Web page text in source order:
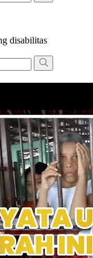
disabilitas